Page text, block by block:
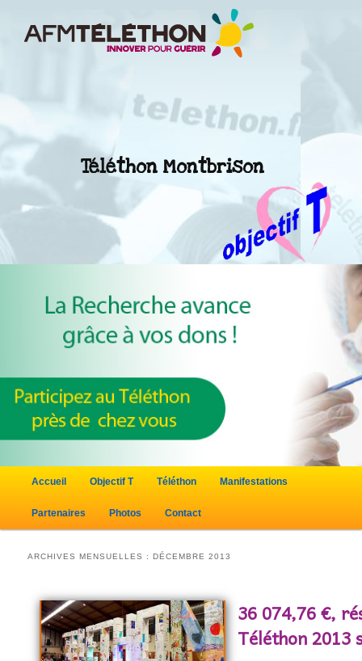
Téléthon Montbrison
Aller au contenu principal
Aller au contenu secondaire
Accueil Objectif T Téléthon Manifestations
Partenaires Photos Contact
ARCHIVES MENSUELLES :DÉCEMBRE 2013
36 074,76 €,
Téléthon 2013